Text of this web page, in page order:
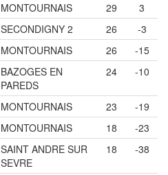
MONTOURNAIS 29
3
SECONDIGNY 2 26
-3
MONTOURNAIS 26
-15
BAZOGES EN
PAREDS
24 -10
MONTOURNAIS 23
-19
MONTOURNAIS 18
-23
SAINT ANDRE SUR
SEVRE
18 -38